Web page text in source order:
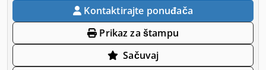
Kontaktirajte ponuđača
Prikaz za štampu
Sačuvaj